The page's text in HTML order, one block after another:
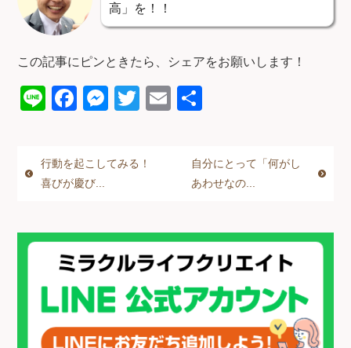
高」を！！
この記事にピンときたら、シェアをお願いします！
Li
F
e
o
k
M
e
er
T
er
E
行動を起こしてみる！
喜びが慶び...
自分にとって「何がし
あわせなの...